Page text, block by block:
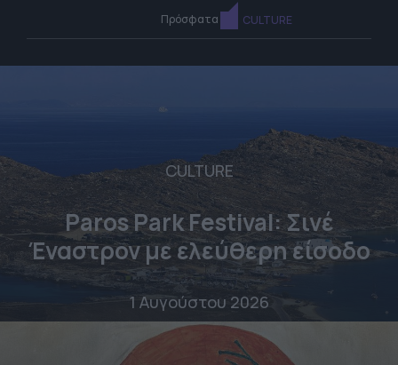
Πρόσφατα CULTURE
CULTURE
Paros Park Festival: Σινέ
Έναστρον με ελεύθερη είσοδο
1 Αυγούστου 2026